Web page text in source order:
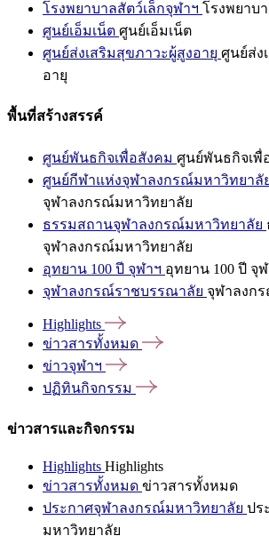
โรงพยาบาลสัตว์เล็กจุฬาฯ โรงพยาบ
ศูนย์เอ็มเน็ต ศูนย์เอ็มเน็ต
ศูนย์ส่งเสริมสุขภาวะผู้สูงอายุ ศูนย์ส่ง
อายุ
พื้นที่สร้างสรรค์
ศูนย์พันธกิจเพื่อสังคม ศูนย์พันธกิจเพื่
ศูนย์กีฬาแห่งจุฬาลงกรณ์มหาวิทยาลั
จุฬาลงกรณ์มหาวิทยาลัย
ธรรมสถานจุฬาลงกรณ์มหาวิทยาลัย
จุฬาลงกรณ์มหาวิทยาลัย
อุทยาน 100 ปี จุฬาฯ อุทยาน 100 ปี จุ
จุฬาลงกรณ์ราชบรรณาลัย จุฬาลงก
Highlights
ข่าวสารทั้งหมด
ข่าวจุฬาฯ
ปฏิทินกิจกรรม
ข่าวสารและกิจกรรม
Highlights Highlights
ข่าวสารทั้งหมด ข่าวสารทั้งหมด
ประกาศจุฬาลงกรณ์มหาวิทยาลัย ปร
มหาวิทยาลัย